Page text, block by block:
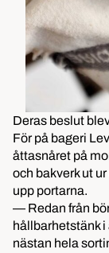
Deras beslut
För på bageri
åttasnåret på
och bakverk ut
upp portarna.
— Redan från
hållbarhetstänk i
nästan hela